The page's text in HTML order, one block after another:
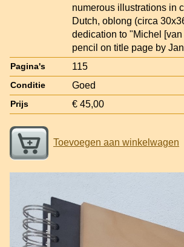
numerous illustrations in
Dutch, oblong (circa
dedication to "Michel
pencil on title page by
Pagina's 115
Conditie Goed
Prijs € 45,00
Toevoegen aan winkelwagen